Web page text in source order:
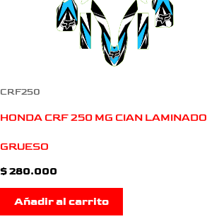
CRF250
HONDA CRF 250 MG CIAN LAMINADO
GRUESO
$280.000
Añadir al carrito